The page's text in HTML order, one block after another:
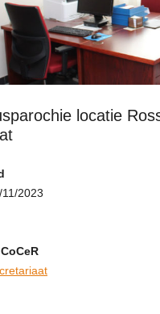
locatie
2023